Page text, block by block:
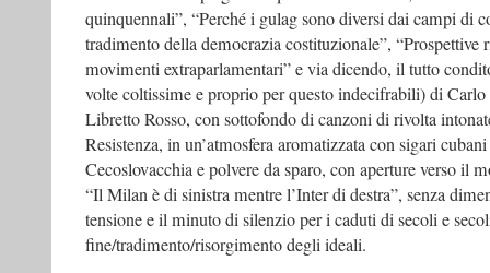
quinquennali”, “Perché i gulag sono diversi dai campi di
tradimento della democrazia costituzionale”, “Prospettive
movimenti extraparlamentari” e via dicendo, il tutto
volte coltissime e proprio per questo indecifrabili) di
Libretto Rosso, con sottofondo di canzoni di rivolta
Resistenza, in un’atmosfera aromatizzata con sigari
Cecoslovacchia e polvere da sparo, con aperture verso il
“Il Milan è di sinistra mentre l’Inter di destra”, senza
tensione e il minuto di silenzio per i caduti di secoli e
fine/tradimento/risorgimento degli ideali.